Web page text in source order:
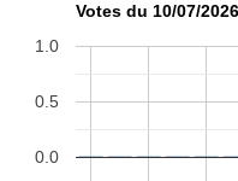
Votes du 10/07/
0.0
0.5
1.0